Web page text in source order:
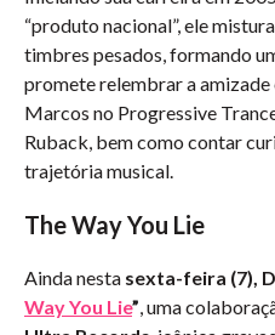
“produto nacional”, ele
timbres pesados, formando
promete relembrar a amizade
Marcos no Progressive
Ruback, bem como contar
trajetória musical.
The Way You Lie
Ainda nesta sexta-feira (7),
Way You Lie”, uma